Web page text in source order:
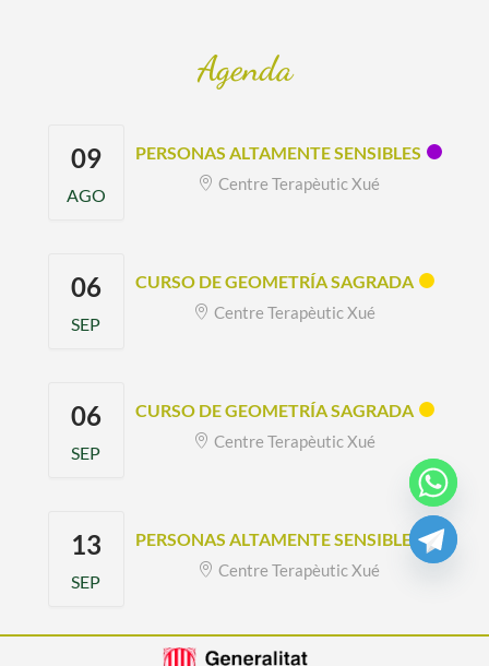
Agenda
09
AGO
PERSONAS ALTAMENTE SENSIBLES
Centre Terapèutic Xué
06
SEP
CURSO DE GEOMETRÍA SAGRADA
Centre Terapèutic Xué
06
SEP
CURSO DE GEOMETRÍA SAGRADA
Centre Terapèutic Xué
13
SEP
PERSONAS ALTAMENTE SENSIBLES
Centre Terapèutic Xué